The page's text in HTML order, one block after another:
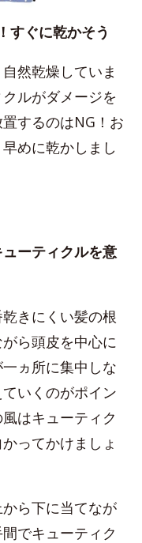
ぐに乾かそう
然乾燥していま
ルがダメージを
するのはNG！お
めに乾かしまし
ーティクルを意
きにくい髪の根
ら頭皮を中心に
ヵ所に集中しな
いくのがポイン
はキューティク
かってかけましょ
ら下に当てなが
でキューティク